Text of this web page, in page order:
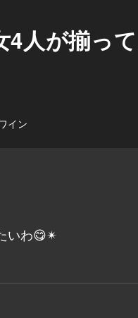
4人が揃っ
イン
いわ😋✴